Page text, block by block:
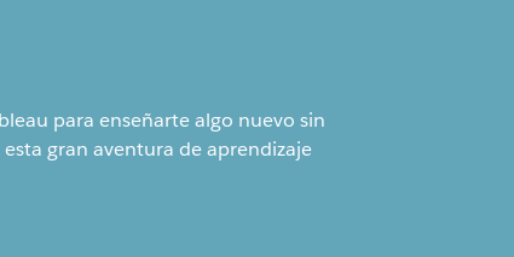
para enseñarte algo nuevo sin
gran aventura de aprendizaje